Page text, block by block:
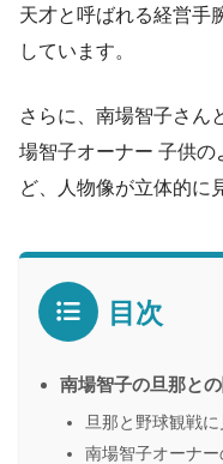
天才と呼ばれる経営手
しています。
さらに、南場智子さん
場智子オーナー 子供
ど、人物像が立体的に
目次
南場智子の旦那と
旦那と野球観戦
南場智子オーナ